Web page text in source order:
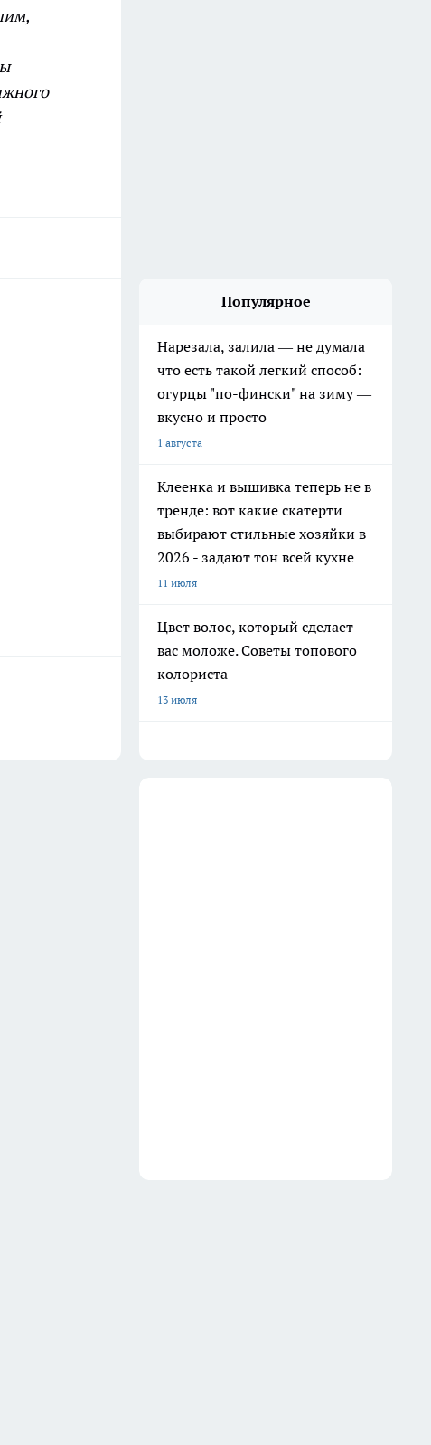
Популярное
Нарезала, залила — не думала
что есть такой легкий способ:
огурцы "по-фински" на зиму —
вкусно и просто
1 августа
Клеенка и вышивка теперь не в
тренде: вот какие скатерти
выбирают стильные хозяйки в
2026 - задают тон всей кухне
11 июля
Цвет волос, который сделает
вас моложе. Советы топового
колориста
13 июля